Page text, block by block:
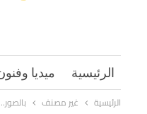
الرئيسية ميديا
الرئيسية
غير مصنف